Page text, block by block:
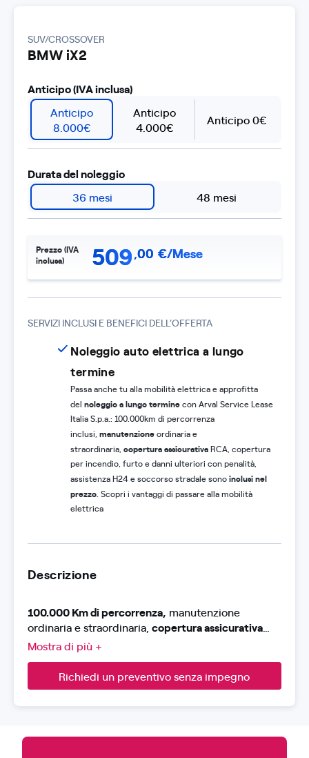
SUV/CROSSOVER
BMW iX2
Anticipo (IVA inclusa)
Anticipo
8.000€
Anticipo
4.000€
Anticipo 0€
Durata del noleggio
36 mesi
48 mesi
Prezzo (IVA
inclusa)
509,00 €/Mese
SERVIZI INCLUSI E BENEFICI DELL’OFFERTA
Noleggio auto elettrica a lungo
termine
Passa anche tu alla mobilità elettrica e approfitta
delnoleggio a lungo terminecon Arval Service Lease
Italia S.p.a.: 100.000km di percorrenza
inclusi,manutenzioneordinaria e
straordinaria,copertura assicurativaRCA, copertura
per incendio, furto e danni ulteriori con penalità,
assistenza H24 e soccorso stradale sonoinclusi nel
prezzo . Scopri i vantaggi di passare alla mobilità
elettrica
Descrizione
100.000 Km di percorrenza, manutenzione
ordinaria e straordinaria, copertura assicurativa
RCA, furto, incendio e danni ulteriori con penalità,
assistenza H24 e soccorso stradale.
Mostra di più +
Richiedi un preventivo senza impegno